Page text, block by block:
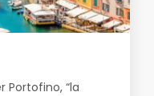
Portofino, “la